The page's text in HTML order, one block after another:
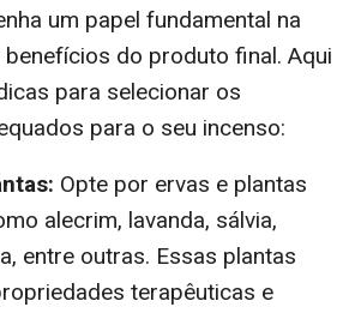
um papel fundamental na
benefícios do produto final. Aqui
para selecionar os
para o seu incenso:
Opte por ervas e plantas
alecrim, lavanda, sálvia,
entre outras. Essas plantas
terapêuticas e